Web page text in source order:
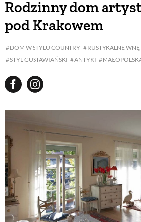
Rodzinny dom
pod Krakowem
DOM W STYLU COUNTRY RUSTYKALNE
STYL GUSTAWIAŃSKI
ANTYKI
BUDUJEMY
OGRÓD
ROŚLINY
PORADY
ZIELEŃ W
PROJEKTOWANIE